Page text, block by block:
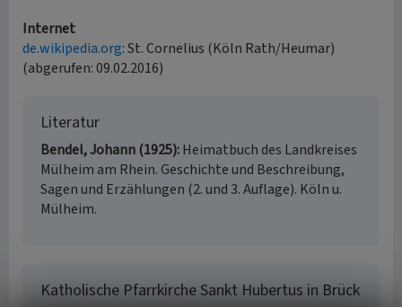
Internet
de.wikipedia.org: St. Cornelius (Köln Rath/Heumar)
(abgerufen: 09.02.2016)
Literatur
Bendel, Johann (1925) Heimatbuch des Landkreises
Mülheim am Rhein. Geschichte und Beschreibung,
Sagen und Erzählungen (2. und 3. Auflage). Köln u.
Mülheim.
Katholische Pfarrkirche Sankt Hubertus in Brück